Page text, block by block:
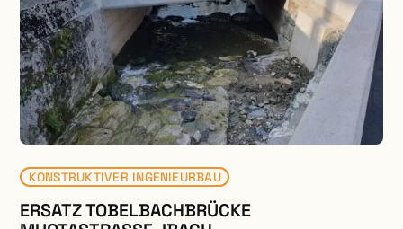
KONSTRUKTIVER INGENIEURBAU
ERSATZ TOBELBACHBRÜCKE